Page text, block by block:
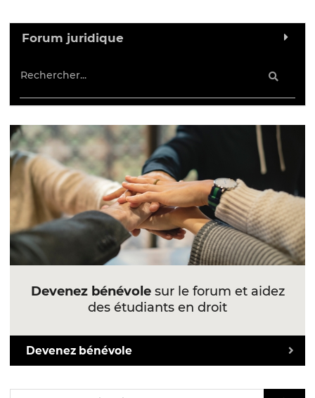
Forum juridique
Devenez bénévolesur le forum et aidez
des étudiants en droit
Devenez bénévole